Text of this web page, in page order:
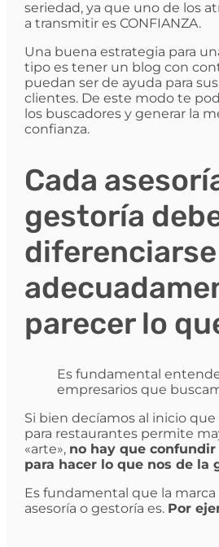
seriedad, ya que uno de los
a transmitir es CONFIANZA.
Una buena estrategia para
tipo es tener un blog con
puedan ser de ayuda para
clientes. De este modo te
los buscadores y generar la
confianza.
Cada
gestoría
diferenciarse
parecer lo
Es fundamental
empresarios que
Si bien decíamos al inicio
para restaurantes permite
«arte», no hay que
para hacer lo que nos de la
Es fundamental que la
asesoría o gestoría es. Por